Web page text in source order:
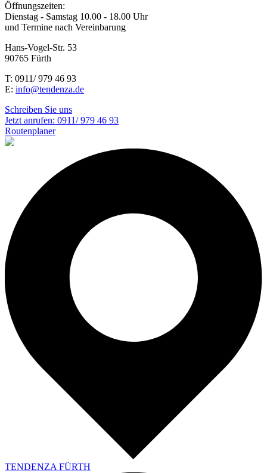
Öffnungszeiten:
Dienstag - Samstag 10.00 - 18.00 Uhr
und Termine nach Vereinbarung
Hans-Vogel-Str. 53
90765 Fürth
T: 0911/ 979 46 93
E: info@tendenza.de
Schreiben Sie uns
Jetzt anrufen: 0911/ 979 46 93
Routenplaner
TENDENZA FÜRTH